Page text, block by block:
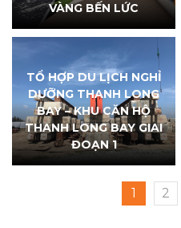
VÀNG BẾN LỨC
TỔ HỢP DU LỊCH NGHỈ
DƯỠNG THANH LONG
BAY – KHU CĂN HỘ
THANH LONG BAY GIAI
ĐOẠN 1
1 2